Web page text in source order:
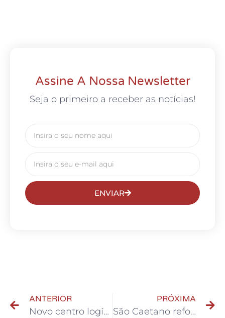
Assine A Nossa Newsletter
Seja o primeiro a receber as notícias!
ENVIAR
ANTERIOR
Novo centro logístico da MBigucci deve gerar 2 mil empregos diretos em Santo André
PRÓXIMA
São Caetano reformula serviço e multiplica abordagens sociais a pessoas em situação de rua